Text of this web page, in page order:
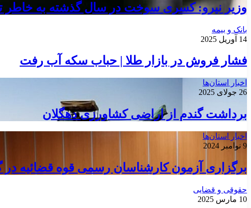
وزیر نیرو: کسری سوخت در سال گذشته به خاطر
بانک و بیمه
14 آوریل 2025
فشار فروش در بازار طلا | حباب سکه آب رفت
اخبار استان‌ها
26 جولای 2025
برداشت گندم از اراضی کشاورزی دهگلان
اخبار استان‌ها
9 نوامبر 2024
برگزاری آزمون کارشناسان رسمی قوه قضائیه در
حقوقی و قضایی
10 مارس 2025